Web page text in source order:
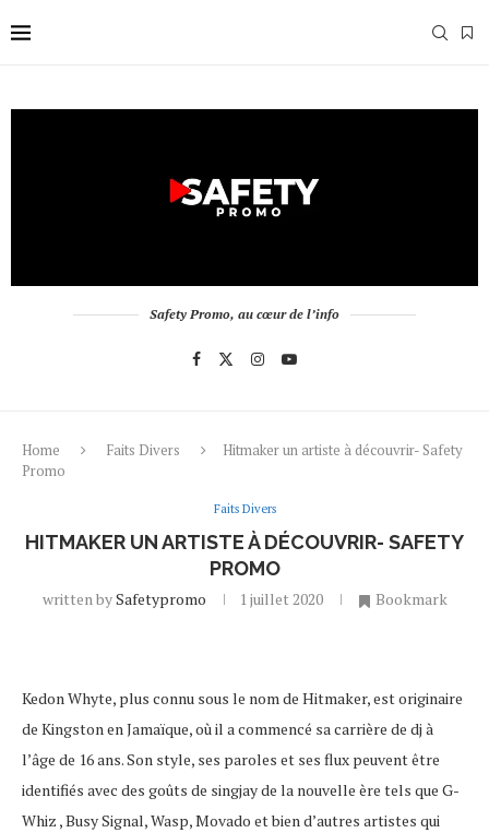
Safety Promo, au cœur de l’info
Home Faits Divers
Hitmaker un artiste à découvrir- Safety
Promo
Faits Divers
HITMAKER UN ARTISTE À DÉCOUVRIR- SAFETY
PROMO
written bySafetypromo 1 juillet 2020 Bookmark
Kedon Whyte, plus connu sous le nom de Hitmaker, est originaire
de Kingston en Jamaïque, où il a commencé sa carrière de dj à
l’âge de 16 ans. Son style, ses paroles et ses flux peuvent être
identifiés avec des goûts de singjay de la nouvelle ère tels que G-
Whiz , Busy Signal, Wasp, Movado et bien d’autres artistes qui